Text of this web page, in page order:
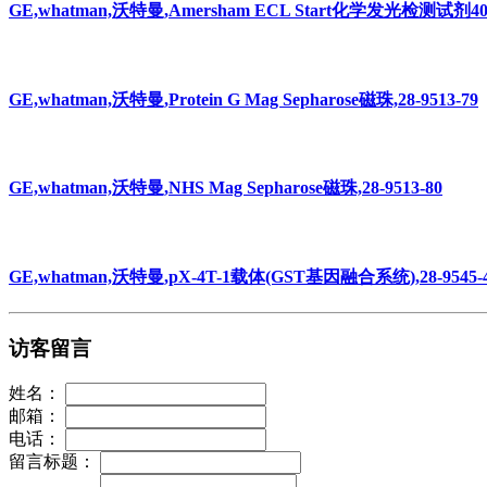
GE,whatman,沃特曼,Amersham ECL Start化学发光检测试剂
GE,whatman,沃特曼,Protein G Mag Sepharose磁珠,28-9513-79
GE,whatman,沃特曼,NHS Mag Sepharose磁珠,28-9513-80
GE,whatman,沃特曼,pX-4T-1载体(GST基因融合系统),28-9545-
访客留言
姓名：
邮箱：
电话：
留言标题：